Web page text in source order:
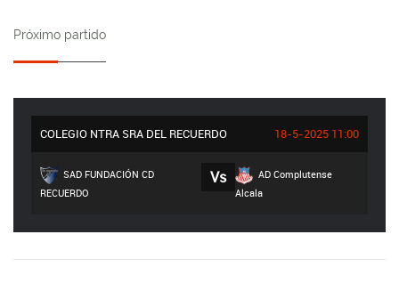
Próximo partido
COLEGIO NTRA SRA DEL RECUERDO 18-5-2025 11:00
SAD FUNDACIÓN CD
RECUERDO
Vs
AD Complutense
Alcala